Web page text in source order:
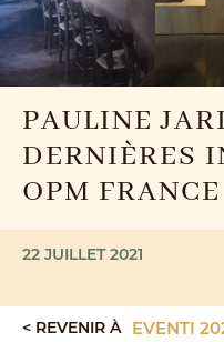
PAULINE
DERNIÈRES
OPM FRANCE
22 JUILLET 2021
< REVENIR À EVENTI